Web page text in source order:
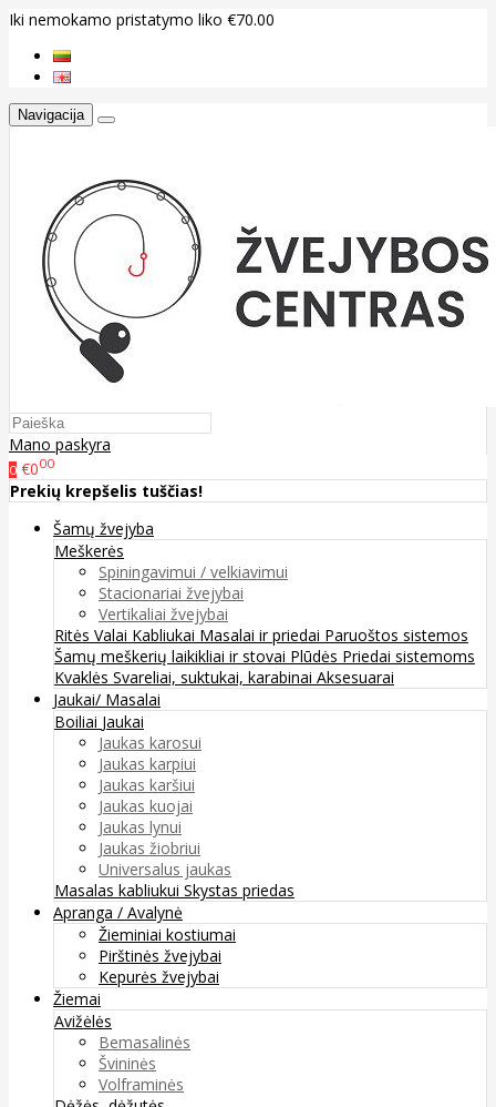
Iki nemokamo pristatymo liko €70.00
Navigacija
Mano paskyra
0 €000
Prekių krepšelis tuščias!
Šamų žvejyba
Meškerės
Spiningavimui / velkiavimui
Stacionariai žvejybai
Vertikaliai žvejybai
Ritės Valai Kabliukai Masalai ir priedai Paruoštos sistemos
Šamų meškerių laikikliai ir stovai Plūdės Priedai sistemoms
Kvaklės Svareliai, suktukai, karabinai Aksesuarai
Jaukai/ Masalai
Boiliai Jaukai
Jaukas karosui
Jaukas karpiui
Jaukas karšiui
Jaukas kuojai
Jaukas lynui
Jaukas žiobriui
Universalus jaukas
Masalas kabliukui Skystas priedas
Apranga / Avalynė
Žieminiai kostiumai
Pirštinės žvejybai
Kepurės žvejybai
Žiemai
Avižėlės
Bemasalinės
Švininės
Volframinės